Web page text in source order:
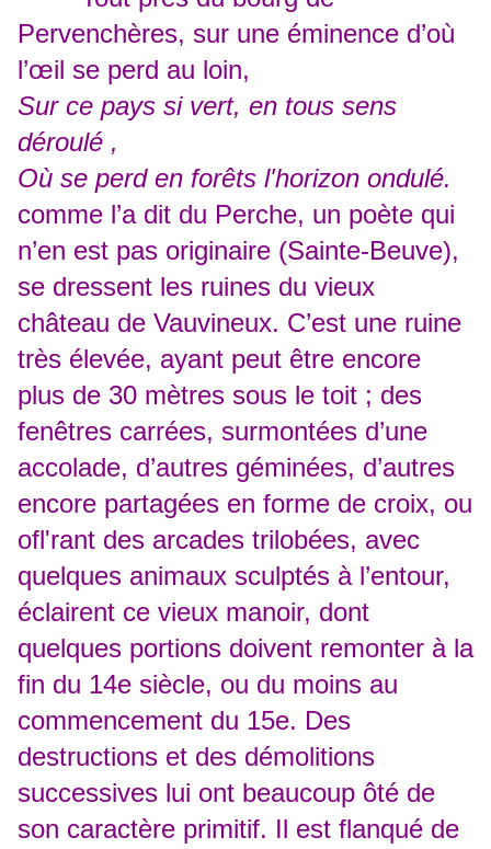
Pervenchères, sur une éminence d’où
l’œil se perd au loin,
Sur ce pays si vert, en tous sens
déroulé ,
Où se perd en forêts l'horizon ondulé.
comme l’a dit du Perche, un poète qui
n’en est pas originaire (Sainte-Beuve),
se dressent les ruines du vieux
château de Vauvineux. C’est une ruine
très élevée, ayant peut être encore
plus de 30 mètres sous le toit ; des
fenêtres carrées, surmontées d’une
accolade, d’autres géminées, d’autres
encore partagées en forme de croix, ou
ofl'rant des arcades trilobées, avec
quelques animaux sculptés à l’entour,
éclairent ce vieux manoir, dont
quelques portions doivent remonter à la
fin du 14e siècle, ou du moins au
commencement du 15e. Des
destructions et des démolitions
successives lui ont beaucoup ôté de
son caractère primitif. Il est flanqué de